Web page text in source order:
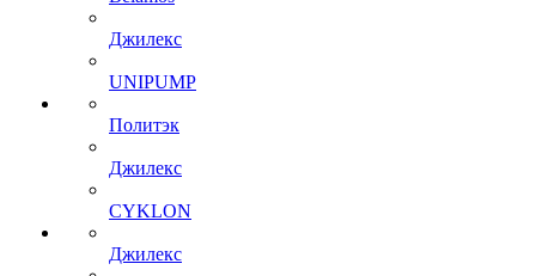
Джилекс
UNIPUMP
Политэк
Джилекс
CYKLON
Джилекс